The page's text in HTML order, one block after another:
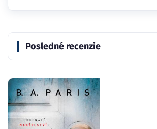
Posledné recenzie